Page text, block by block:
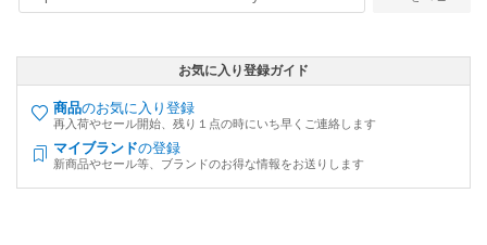
お気に入り登録ガイド
商品のお気に入り登録
再入荷やセール開始、残り１点の時にいち早くご連絡します
マイブランドの登録
新商品やセール等、ブランドのお得な情報をお送りします